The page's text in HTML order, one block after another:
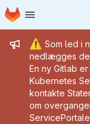
Skip to main content
Homepage
Admin
⚠️ Som led i
nedlægges
En ny Gitlab
Kubernetes
kontakte
om